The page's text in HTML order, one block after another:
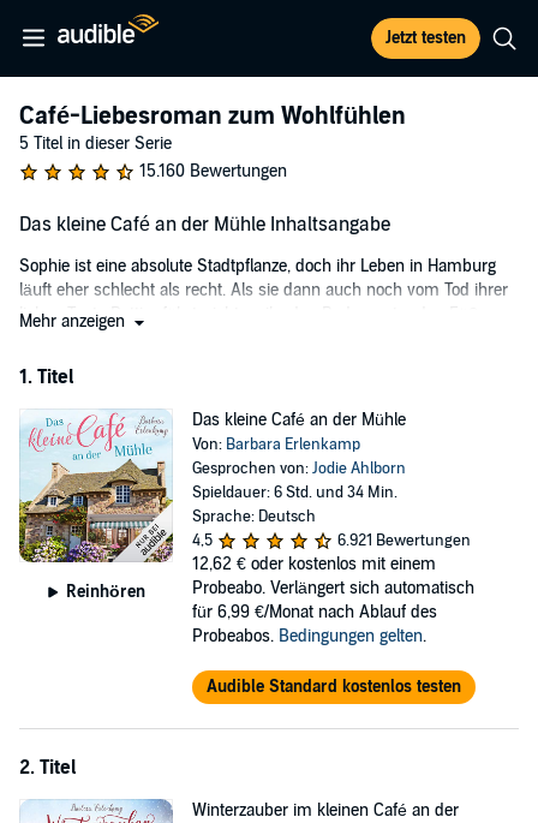
Jetzt testen
Café-Liebesroman zum Wohlfühlen
5 Titel in dieser Serie
15.160 Bewertungen
Das kleine Café an der Mühle Inhaltsangabe
Sophie ist eine absolute Stadtpflanze, doch ihr Leben in Hamburg
läuft eher schlecht als recht. Als sie dann auch noch vom Tod ihrer
lieben Tante Dotti erfährt, zieht es ihr den Boden unter den Füßen
idyllischen, wenn auch verschlafenen kleinen Ort zwischen Rhein
und Mosel. Dort steht sie überrascht vor ihrem Erbe: ein
renovierungsbedürftiges, altes Mühlengebäude mit einem Café im
Erdgeschoss.
Doch die Sache hat einen Haken, denn Sophie kann nur erben,
wenn sie das Café weiterführt. Sie nimmt die Herausforderung an -
trotz aller Widrigkeiten. Mit Improvisationstalent und viel Einsatz
beginnt sie, das Café auf Vordermann zu bringen. Die sehr
eigenwilligen Dorfbewohner sind ihr dabei keine große Hilfe. Aber
zum Glück gibt es da ja noch ihren Nachbarn Peter Langen,
alleinstehend und gutaussehend...
>> Diese ungekürzte Hörbuch-Fassung genießt du exklusiv nur bei
Mehr anzeigen
1. Titel
Reinhören
Das kleine Café an der Mühle
Von: Barbara Erlenkamp
Gesprochen von:Jodie Ahlborn
Spieldauer: 6 Std. und 34 Min.
Sprache: Deutsch
4,5
6.921 Bewertungen
12,62 € oder kostenlos mit einem
Probeabo. Verlängert sich automatisch
für 6,99 €/Monat nach Ablauf des
Probeabos. Bedingungen gelten.
Audible Standard kostenlos testen
2. Titel
Winterzauber im kleinen Café an der